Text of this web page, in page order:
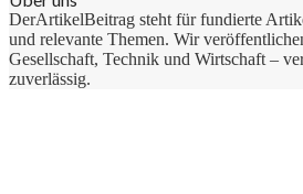
DerArtikelBeitrag steht für fundierte
und relevante Themen. Wir
Gesellschaft, Technik und Wirtschaft –
zuverlässig.